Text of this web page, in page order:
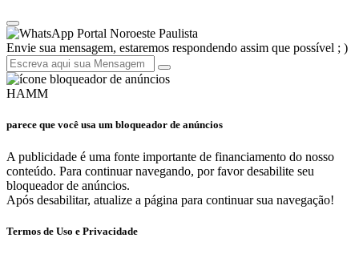
Portal Noroeste Paulista
Envie sua mensagem, estaremos respondendo assim que possível ; )
HAMM
parece que você usa um bloqueador de anúncios
A publicidade é uma fonte importante de financiamento do nosso
conteúdo. Para continuar navegando, por favor desabilite seu
bloqueador de anúncios.
Após desabilitar, atualize a página para continuar sua navegação!
Termos de Uso e Privacidade